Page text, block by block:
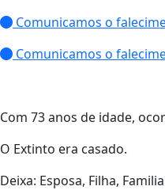
Comunicamos o
Comunicamos o
Com 73 anos de idade,
O Extinto era casado.
Deixa: Esposa, Filha,